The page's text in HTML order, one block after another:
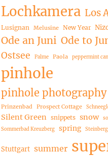
Lochkamera Los
Lusignan Melusine New Year
Ode an Juni Ode to
Ostsee Palme Paola peppermint
pinhole
pinhole photography
Prinzenbad
Prospect Cottage
Silent Green snippets snow
Sommerbad Kreuzberg
spring
Stuttgart summer